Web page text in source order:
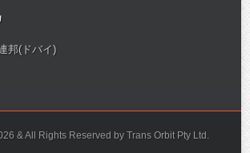
邦(ドバイ)
& All Rights Reserved by Trans Orbit Pty Ltd.